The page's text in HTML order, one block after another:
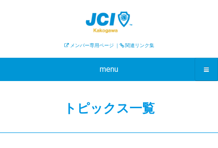
メンバー専用ページ ｜ 関連リンク集
menu
トピックス一覧